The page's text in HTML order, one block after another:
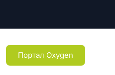
Портал Oxygen